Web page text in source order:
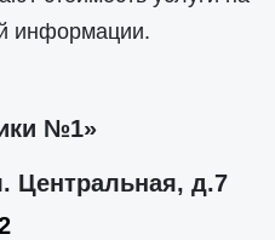
информации.
№1»
Центральная, д.7